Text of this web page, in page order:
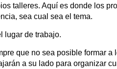
talleres. Aquí es donde los
sea cual sea el tema.
lugar de trabajo.
que no sea posible formar a
a su lado para organizar